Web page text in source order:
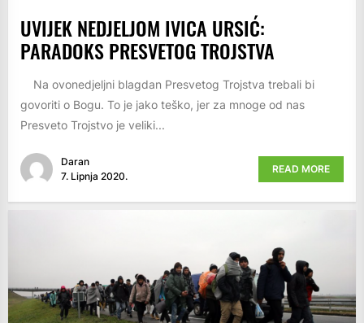
UVIJEK NEDJELJOM IVICA URSIĆ:
PARADOKS PRESVETOG TROJSTVA
Na ovonedjeljni blagdan Presvetog Trojstva trebali bi
govoriti o Bogu. To je jako teško, jer za mnoge od nas
Presveto Trojstvo je veliki...
Daran
7. Lipnja 2020.
READ MORE